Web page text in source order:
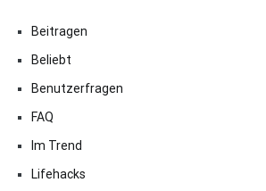
Beitragen
Beliebt
Benutzerfragen
FAQ
Im Trend
Lifehacks